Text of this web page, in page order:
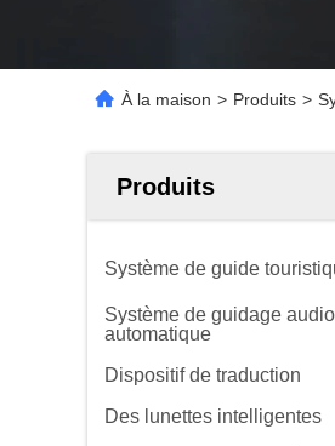
À la maison > Produits >
Produits
Système de guide
Système de guidage audio
automatique
Dispositif de traduction
Des lunettes intelligentes